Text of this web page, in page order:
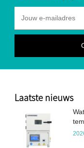
Laatste nieuws